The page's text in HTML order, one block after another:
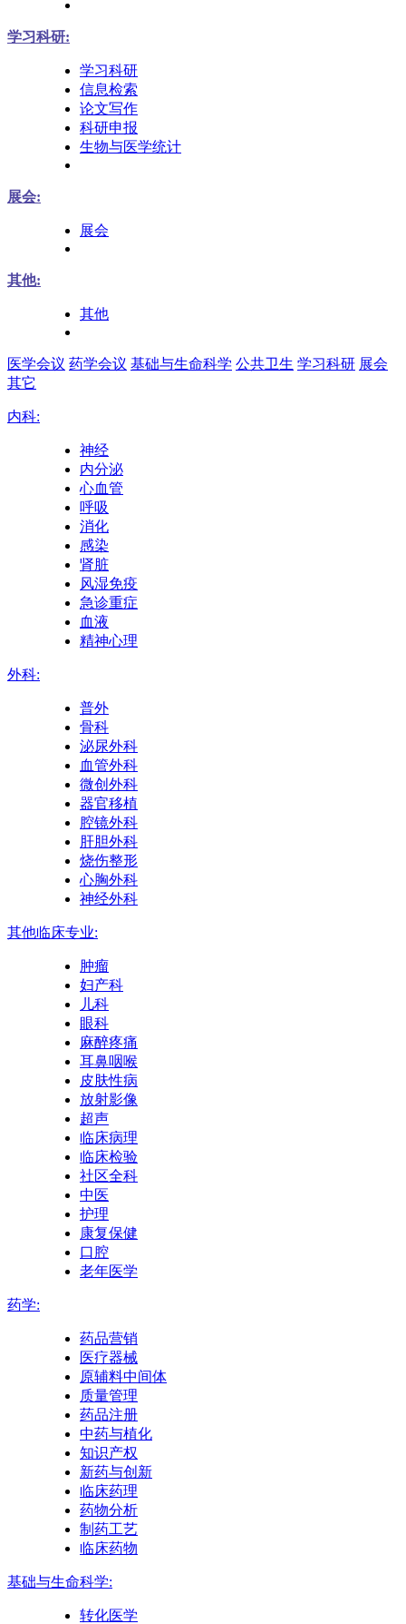
学习科研:
学习科研
信息检索
论文写作
科研申报
生物与医学统计
展会:
展会
其他:
其他
医学会议 药学会议 基础与生命科学 公共卫生 学习科研 展会
其它
内科:
神经
内分泌
心血管
呼吸
消化
感染
肾脏
风湿免疫
急诊重症
血液
精神心理
外科:
普外
骨科
泌尿外科
血管外科
微创外科
器官移植
腔镜外科
肝胆外科
烧伤整形
心胸外科
神经外科
其他临床专业:
肿瘤
妇产科
儿科
眼科
麻醉疼痛
耳鼻咽喉
皮肤性病
放射影像
超声
临床病理
临床检验
社区全科
中医
护理
康复保健
口腔
老年医学
药学:
药品营销
医疗器械
原辅料中间体
质量管理
药品注册
中药与植化
知识产权
新药与创新
临床药理
药物分析
制药工艺
临床药物
基础与生命科学:
转化医学